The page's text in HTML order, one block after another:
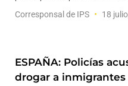
Corresponsal de IPS 18
ESPAÑA: Policías
drogar a inmigrantes